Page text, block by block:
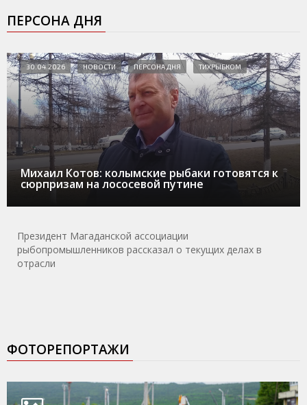
ПЕРСОНА ДНЯ
Михаил Котов: колымские рыбаки готовятся к
сюрпризам на лососевой путине
30.04.2026 НОВОСТИ ПЕРСОНА ДНЯ ТИХРЫБКОМ
Президент Магаданской ассоциации
рыбопромышленников рассказал о текущих делах в
отрасли
ФОТОРЕПОРТАЖИ